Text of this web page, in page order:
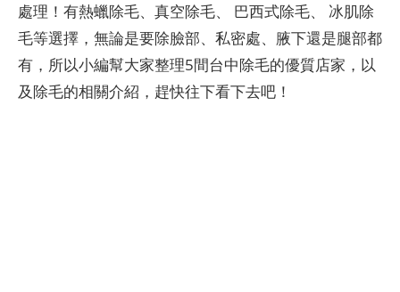
處理！有熱蠟除毛、真空除毛、 巴西式除毛、 冰肌除
毛等選擇，無論是要除臉部、私密處、腋下還是腿部都
有，所以小編幫大家整理5間台中除毛的優質店家，以
及除毛的相關介紹，趕快往下看下去吧！